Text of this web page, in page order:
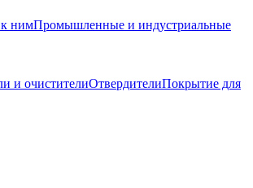
к нимПромышленные и индустриальные
и очистителиОтвердителиПокрытие для